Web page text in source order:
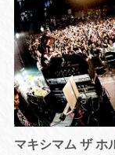
マキシマム ザ ホ